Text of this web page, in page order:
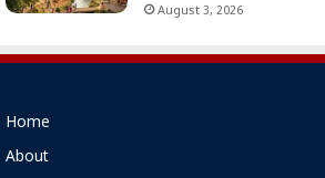
August 3, 2026
Home
About